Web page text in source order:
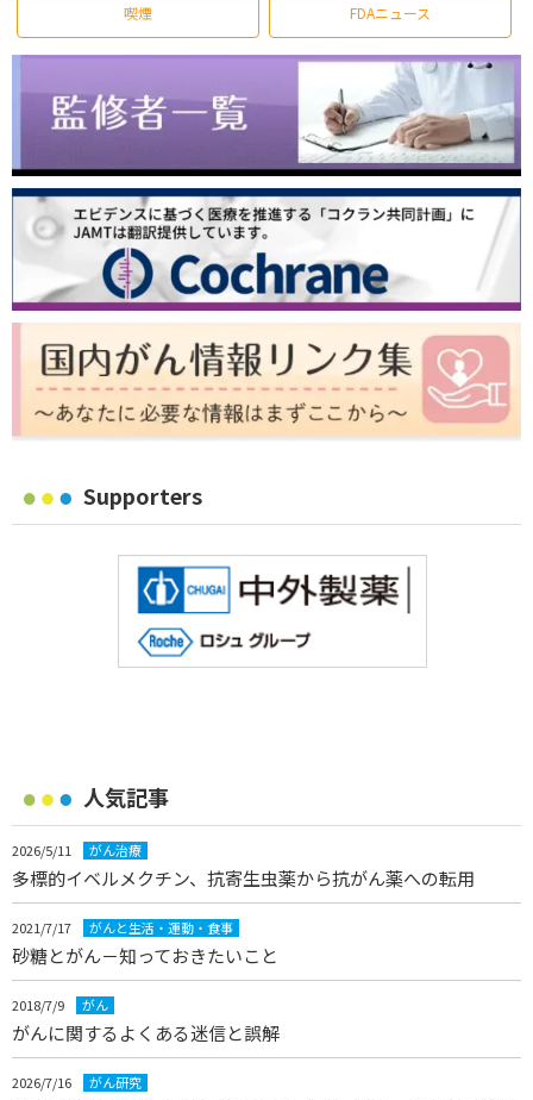
喫煙 FDAニュース
Supporters
人気記事
2026/5/11 がん治療
多標的イベルメクチン、抗寄生虫薬から抗がん薬への転用
2021/7/17 がんと生活・運動・食事
砂糖とがん－知っておきたいこと
2018/7/9 がん
がんに関するよくある迷信と誤解
2026/7/16 がん研究